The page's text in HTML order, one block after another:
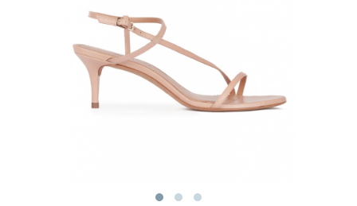
Zapatos
Tacón alto